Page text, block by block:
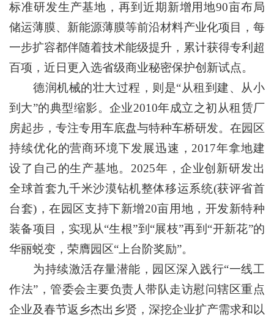
标准研发生产基地，再到近期新增用地90亩布局
储运薄膜、新能源薄膜等前沿材料产业化项目，每
一步扩容都伴随着技术能级提升，累计获得专利超
百项，近日更入选省级商业秘密保护创新试点。
德润机械的壮大过程，则是“从租到建、从小
到大”的典型缩影。企业2010年成立之初从租赁厂
房起步，专注专用车底盘与特种车桥研发。在园区
持续优化的营商环境下发展迅速，2017年拿地建
设了自己的生产基地。2025年，企业创新研发出
全球首套九千米沙漠钻机整体移运系统(获评省首
台套)，在园区支持下新增20亩用地，开发新特种
装备项目，实现从“生根”到“展枝”再到“开新花”的
华丽蜕变，荣膺园区“上台阶奖励”。
为持续激活存量潜能，园区深入践行“一线工
作法”，管委会主要负责人带队走访慰问辖区重点
企业及春节返乡杰出乡贤，深挖企业扩产需求和以